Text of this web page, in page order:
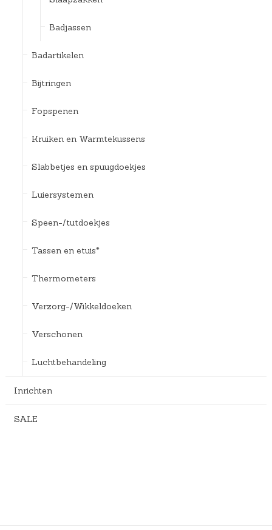
Badjassen
Badartikelen
Bijtringen
Fopspenen
Kruiken en Warmtekussens
Slabbetjes en spuugdoekjes
Luiersystemen
Speen-/tutdoekjes
Tassen en etuis*
Thermometers
Verzorg-/Wikkeldoeken
Verschonen
Luchtbehandeling
Inrichten
SALE